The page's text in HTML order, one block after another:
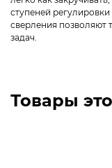
ступеней
сверления позволяют
задач.
Товары